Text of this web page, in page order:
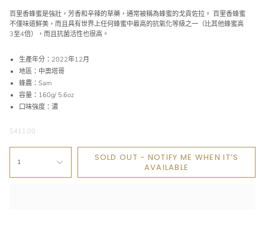
百里香蜂蜜是強壯，芳香和辛辣的草藥，通常被稱為蜂蜜的戈貢佐拉。 百里香蜂蜜
不僅味道鮮美，而且具有世界上任何蜂蜜中最高的抗氧化等級之一（比其他蜂蜜高
3至4倍），而且抗菌活性也很高。
生產年分：2022年12月
地區：中奧塔哥
蜂農：Sam
容量：160g/ 5.6oz
口味強度：濃
$411.00
1
SOLD OUT - NOTIFY ME WHEN IT’S
AVAILABLE